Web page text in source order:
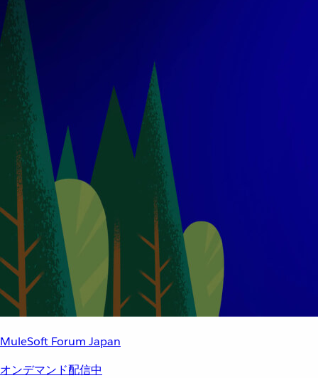
MuleSoft Forum Japan
オンデマンド配信中